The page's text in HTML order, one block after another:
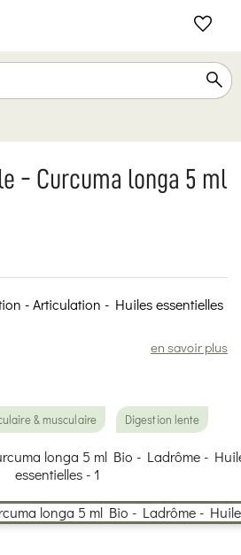
- Curcuma longa 5 ml
- Articulation - Huiles essentielles
en savoir plus
& musculaire Digestion lente